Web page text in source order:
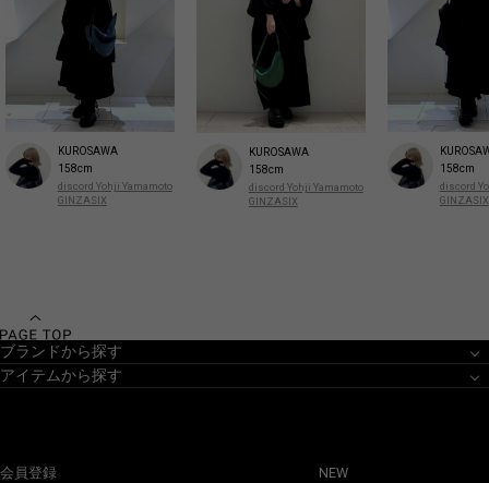
KUROSAWA
158cm
discord Yohji Yamamoto
GINZASIX
KUROSAWA
158cm
discord Yohji Yamamoto
GINZASIX
158cm
discord
GINZASIX
ブランドから探す
アイテムから探す
会員登録 NEW